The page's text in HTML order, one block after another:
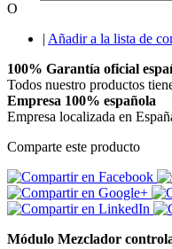
O
| Añadir a la lista de
100% Garantía oficial
Todos nuestro productos
Empresa 100% española
Empresa localizada en
Comparte este producto
Módulo Mezclador